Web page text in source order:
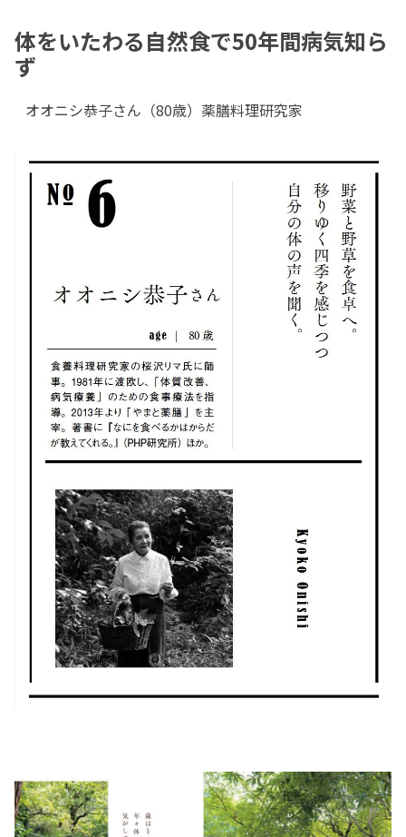
体をいたわる自然食で50年間病気知ら
ず
オオニシ恭子さん（80歳）薬膳料理研究家